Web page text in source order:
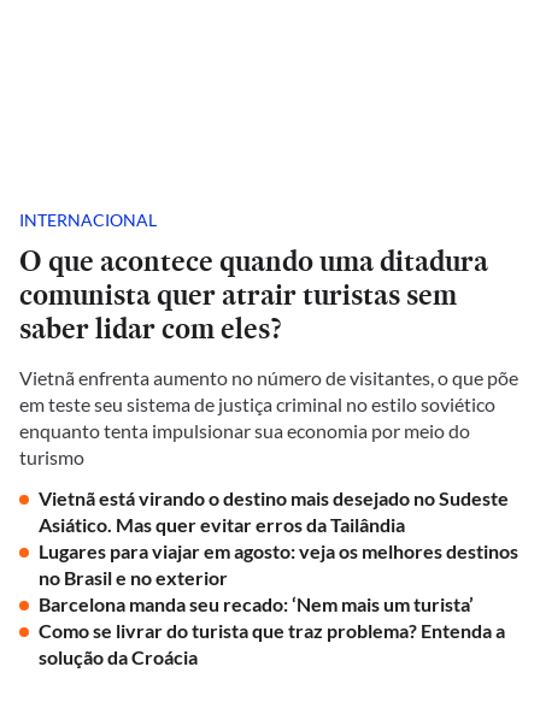
INTERNACIONAL
O que acontece quando uma ditadura
comunista quer atrair turistas sem
saber lidar com eles?
Vietnã enfrenta aumento no número de visitantes, o que põe
em teste seu sistema de justiça criminal no estilo soviético
enquanto tenta impulsionar sua economia por meio do
turismo
Vietnã está virando o destino mais desejado no Sudeste
Asiático. Mas quer evitar erros da Tailândia
Lugares para viajar em agosto: veja os melhores destinos
no Brasil e no exterior
Barcelona manda seu recado: ‘Nem mais um turista’
Como se livrar do turista que traz problema? Entenda a
solução da Croácia